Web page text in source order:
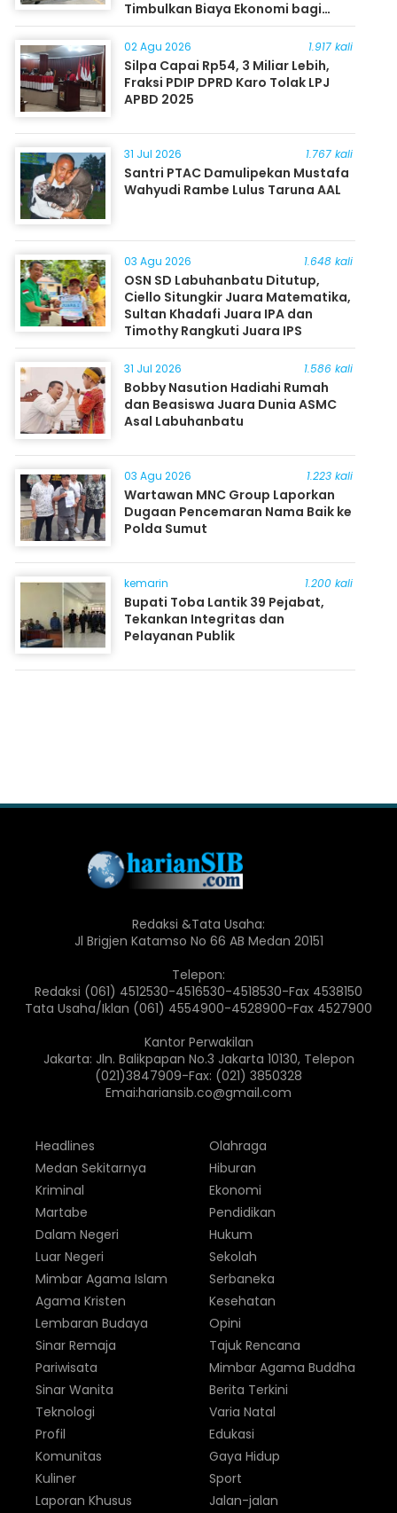
Timbulkan Biaya Ekonomi bagi
Masyarakat
02 Agu 2026 1.917 kali
Silpa Capai Rp54, 3 Miliar Lebih,
Fraksi PDIP DPRD Karo Tolak LPJ
APBD 2025
31 Jul 2026 1.767 kali
Santri PTAC Damulipekan Mustafa
Wahyudi Rambe Lulus Taruna AAL
03 Agu 2026 1.648 kali
OSN SD Labuhanbatu Ditutup,
Ciello Situngkir Juara Matematika,
Sultan Khadafi Juara IPA dan
Timothy Rangkuti Juara IPS
31 Jul 2026 1.586 kali
Bobby Nasution Hadiahi Rumah
dan Beasiswa Juara Dunia ASMC
Asal Labuhanbatu
03 Agu 2026 1.223 kali
Wartawan MNC Group Laporkan
Dugaan Pencemaran Nama Baik ke
Polda Sumut
kemarin 1.200 kali
Bupati Toba Lantik 39 Pejabat,
Tekankan Integritas dan
Pelayanan Publik
Redaksi &Tata Usaha:
Jl Brigjen Katamso No 66 AB Medan 20151
Telepon:
Redaksi (061) 4512530-4516530-4518530-Fax 4538150
Tata Usaha/Iklan (061) 4554900-4528900-Fax 4527900
Kantor Perwakilan
Jakarta: Jln. Balikpapan No.3 Jakarta 10130, Telepon
(021)3847909-Fax: (021) 3850328
Emai:hariansib.co@gmail.com
Headlines
Medan Sekitarnya
Kriminal
Martabe
Dalam Negeri
Luar Negeri
Olahraga
Hiburan
Ekonomi
Pendidikan
Hukum
Sekolah
Mimbar Agama Islam
Agama Kristen
Lembaran Budaya
Sinar Remaja
Pariwisata
Sinar Wanita
Serbaneka
Kesehatan
Opini
Tajuk Rencana
Mimbar Agama Buddha
Berita Terkini
Teknologi
Profil
Komunitas
Kuliner
Laporan Khusus
Varia Natal
Edukasi
Gaya Hidup
Sport
Jalan-jalan